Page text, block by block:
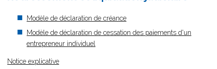
Modèle de déclaration de créance
Modèle de déclaration de cessation des paiements d'un
entrepreneur individuel
Notice explicative